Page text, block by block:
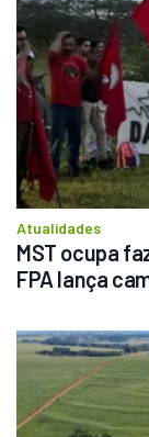
Atualidades
MST ocupa
FPA lança